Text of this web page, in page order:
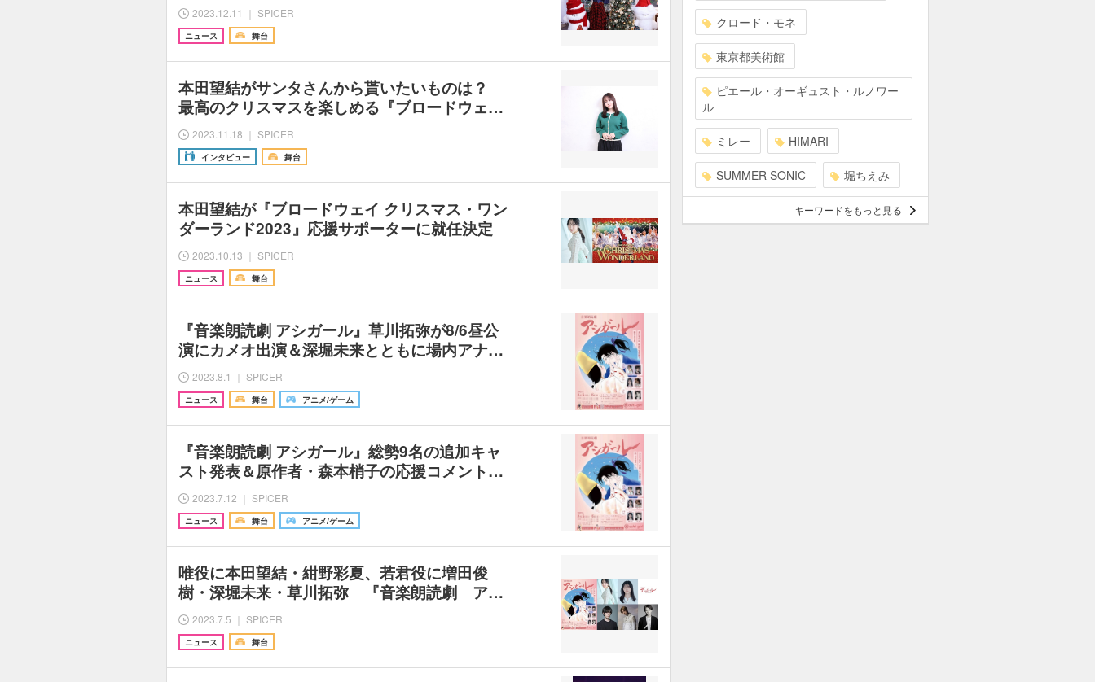
2023.12.11 ｜ SPICER
ニュース 舞台
本田望結がサンタさんから貰いたいものは？
最高のクリスマスを楽しめる『ブロードウェ…
2023.11.18 ｜ SPICER
インタビュー 舞台
本田望結が『ブロードウェイ クリスマス・ワン
ダーランド2023』応援サポーターに就任決定
2023.10.13 ｜ SPICER
ニュース 舞台
『音楽朗読劇 アシガール』草川拓弥が8/6昼公
演にカメオ出演＆深堀未来とともに場内アナ…
2023.8.1 ｜ SPICER
ニュース 舞台 アニメ/ゲーム
『音楽朗読劇 アシガール』総勢9名の追加キャ
スト発表＆原作者・森本梢子の応援コメント…
2023.7.12 ｜ SPICER
ニュース 舞台 アニメ/ゲーム
唯役に本田望結・紺野彩夏、若君役に増田俊
樹・深堀未来・草川拓弥 『音楽朗読劇 ア…
2023.7.5 ｜ SPICER
ニュース 舞台
クロード・モネ
東京都美術館
ピエール・オーギュスト・ルノワー
ル
ミレー HIMARI
SUMMER SONIC 堀ちえみ
キーワードをもっと見る